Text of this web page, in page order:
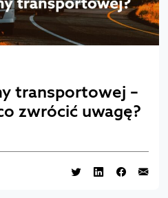
transportowej –
zwrócić uwagę?